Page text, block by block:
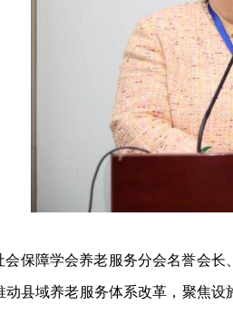
会保障学会养老服务分会名誉会
动县域养老服务体系改革，聚焦